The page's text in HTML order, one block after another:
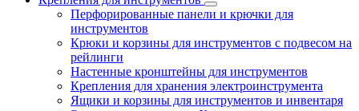
Перфорированные панели и крючки для
инструментов
Крюки и корзины для инструментов с подвесом на
рейлинги
Настенные кронштейны для инструментов
Крепления для хранения электроинструмента
Ящики и корзины для инструментов и инвентаря